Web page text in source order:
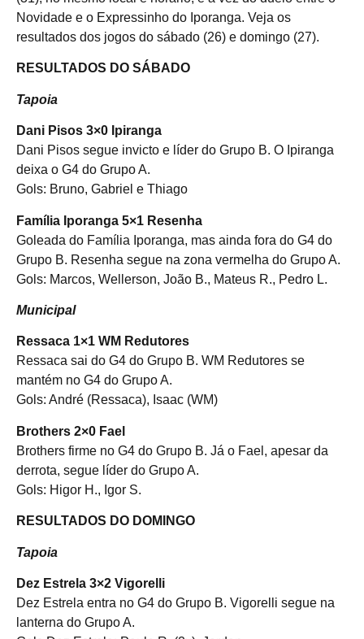
Novidade e o Expressinho do Iporanga. Veja os
resultados dos jogos do sábado (26) e domingo (27).
RESULTADOS DO SÁBADO
Tapoia
Dani Pisos 3×0 Ipiranga
Dani Pisos segue invicto e líder do Grupo B. O Ipiranga
deixa o G4 do Grupo A.
Gols: Bruno, Gabriel e Thiago
Família Iporanga 5×1 Resenha
Goleada do Família Iporanga, mas ainda fora do G4 do
Grupo B. Resenha segue na zona vermelha do Grupo A.
Gols: Marcos, Wellerson, João B., Mateus R., Pedro L.
Municipal
Ressaca 1×1 WM Redutores
Ressaca sai do G4 do Grupo B. WM Redutores se
mantém no G4 do Grupo A.
Gols: André (Ressaca), Isaac (WM)
Brothers 2×0 Fael
Brothers firme no G4 do Grupo B. Já o Fael, apesar da
derrota, segue líder do Grupo A.
Gols: Higor H., Igor S.
RESULTADOS DO DOMINGO
Tapoia
Dez Estrela 3×2 Vigorelli
Dez Estrela entra no G4 do Grupo B. Vigorelli segue na
lanterna do Grupo A.